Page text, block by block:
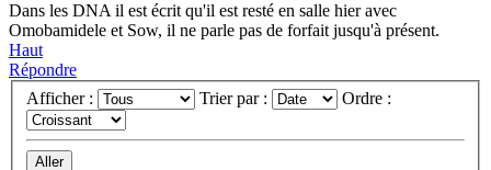
Dans les DNA il est écrit qu'il est resté en salle hier avec
Omobamidele et Sow, il ne parle pas de forfait jusqu'à présent.
Haut
Répondre
Afficher :
Trier par : Ordre :